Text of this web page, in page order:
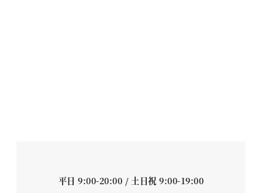
平日 9:00-20:00 / 土日祝 9:00-19:00